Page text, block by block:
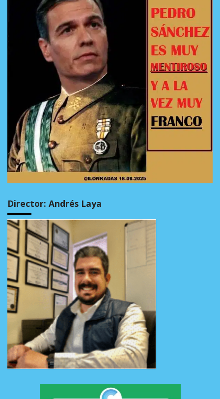
Director: Andrés Laya